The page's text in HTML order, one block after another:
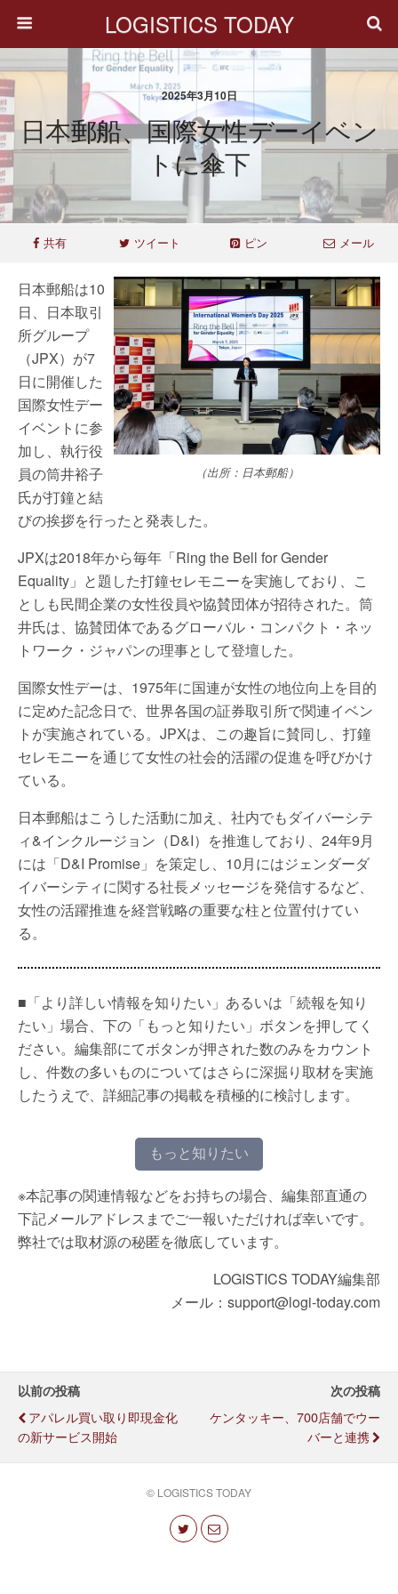
LOGISTICS TODAY
2025年3月10日
日本郵船、国際女性デーイベン
トに傘下
共有 ツイート ピン メール
（出所：日本郵船）
日本郵船は10
日、日本取引
所グループ
（JPX）が7
日に開催した
国際女性デー
イベントに参
加し、執行役
員の筒井裕子
氏が打鐘と結
びの挨拶を行ったと発表した。
JPXは2018年から毎年「Ring the Bell for Gender
Equality」と題した打鐘セレモニーを実施しており、こ
としも民間企業の女性役員や協賛団体が招待された。筒
井氏は、協賛団体であるグローバル・コンパクト・ネッ
トワーク・ジャパンの理事として登壇した。
国際女性デーは、1975年に国連が女性の地位向上を目的
に定めた記念日で、世界各国の証券取引所で関連イベン
トが実施されている。JPXは、この趣旨に賛同し、打鐘
セレモニーを通じて女性の社会的活躍の促進を呼びかけ
ている。
日本郵船はこうした活動に加え、社内でもダイバーシテ
ィ&インクルージョン（D&I）を推進しており、24年9月
には「D&I Promise」を策定し、10月にはジェンダーダ
イバーシティに関する社長メッセージを発信するなど、
女性の活躍推進を経営戦略の重要な柱と位置付けてい
る。
■「より詳しい情報を知りたい」あるいは「続報を知り
たい」場合、下の「もっと知りたい」ボタンを押してく
ださい。編集部にてボタンが押された数のみをカウント
し、件数の多いものについてはさらに深掘り取材を実施
したうえで、詳細記事の掲載を積極的に検討します。
もっと知りたい
※本記事の関連情報などをお持ちの場合、編集部直通の
下記メールアドレスまでご一報いただければ幸いです。
弊社では取材源の秘匿を徹底しています。
LOGISTICS TODAY編集部
メール：support@logi-today.com
以前の投稿
アパレル買い取り即現金化
の新サービス開始
次の投稿
ケンタッキー、700店舗でウー
バーと連携
© LOGISTICS TODAY